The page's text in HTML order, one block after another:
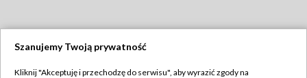
Szanujemy Twoją prywatność
Kliknij "Akceptuję i przechodzę do serwisu", aby wyrazić zgody na